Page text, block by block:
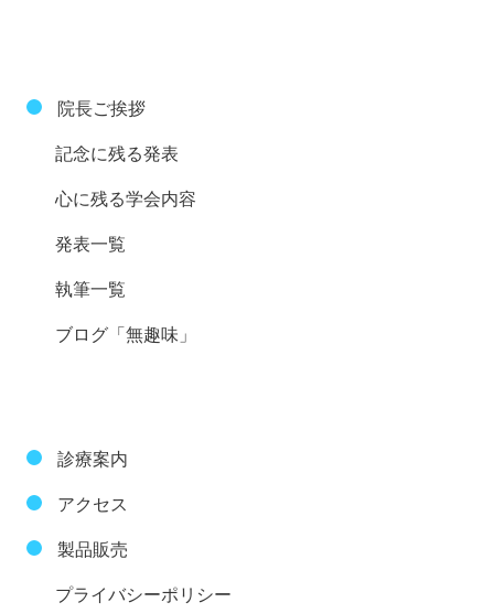
院長ご挨拶
記念に残る発表
心に残る学会内容
発表一覧
執筆一覧
ブログ「無趣味」
診療案内
アクセス
製品販売
プライバシーポリシー